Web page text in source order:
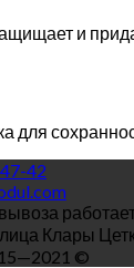
и
для
42
Клары
©